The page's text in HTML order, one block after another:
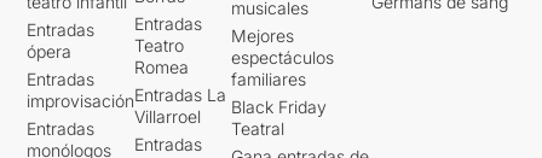
Entradas
ópera
Entradas
improvisación
Entradas
monólogos
Entradas
Teatro
Romea
Entradas La
Villarroel
Entradas
musicales
Mejores
espectáculos
familiares
Black Friday
Teatral